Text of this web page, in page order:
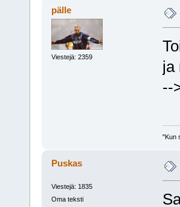
pälle
Viestejä: 2359
ja
--
"Kun
Puskas
Viestejä: 1835
Oma teksti